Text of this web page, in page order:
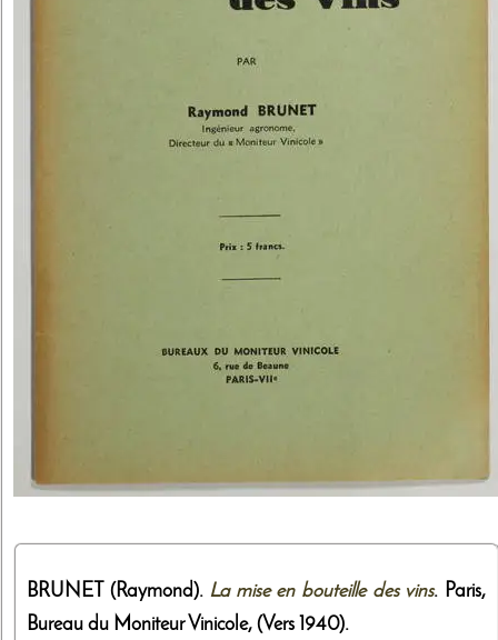
BRUNET (Raymond). La mise en bouteille des vins. Paris,
Bureau du Moniteur Vinicole, (Vers 1940).